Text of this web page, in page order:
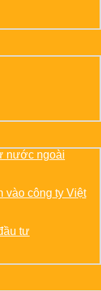
nước ngoài
vào công ty Việt
tư